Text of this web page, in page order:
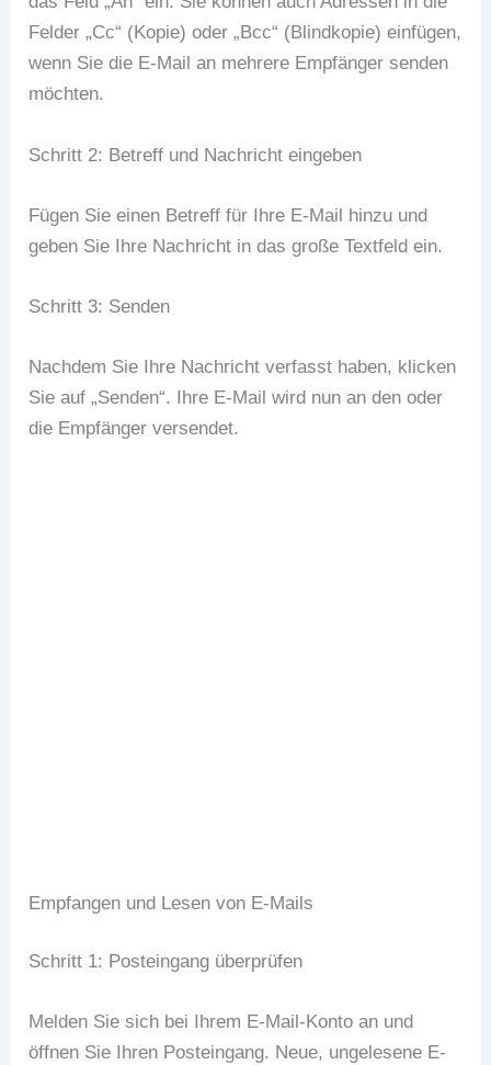
Felder „Cc“ (Kopie) oder „Bcc“ (Blindkopie) einfügen,
wenn Sie die E-Mail an mehrere Empfänger senden
möchten.
Schritt 2: Betreff und Nachricht eingeben
Fügen Sie einen Betreff für Ihre E-Mail hinzu und
geben Sie Ihre Nachricht in das große Textfeld ein.
Schritt 3: Senden
Nachdem Sie Ihre Nachricht verfasst haben, klicken
Sie auf „Senden“. Ihre E-Mail wird nun an den oder
die Empfänger versendet.
Empfangen und Lesen von E-Mails
Schritt 1: Posteingang überprüfen
Melden Sie sich bei Ihrem E-Mail-Konto an und
öffnen Sie Ihren Posteingang. Neue, ungelesene E-